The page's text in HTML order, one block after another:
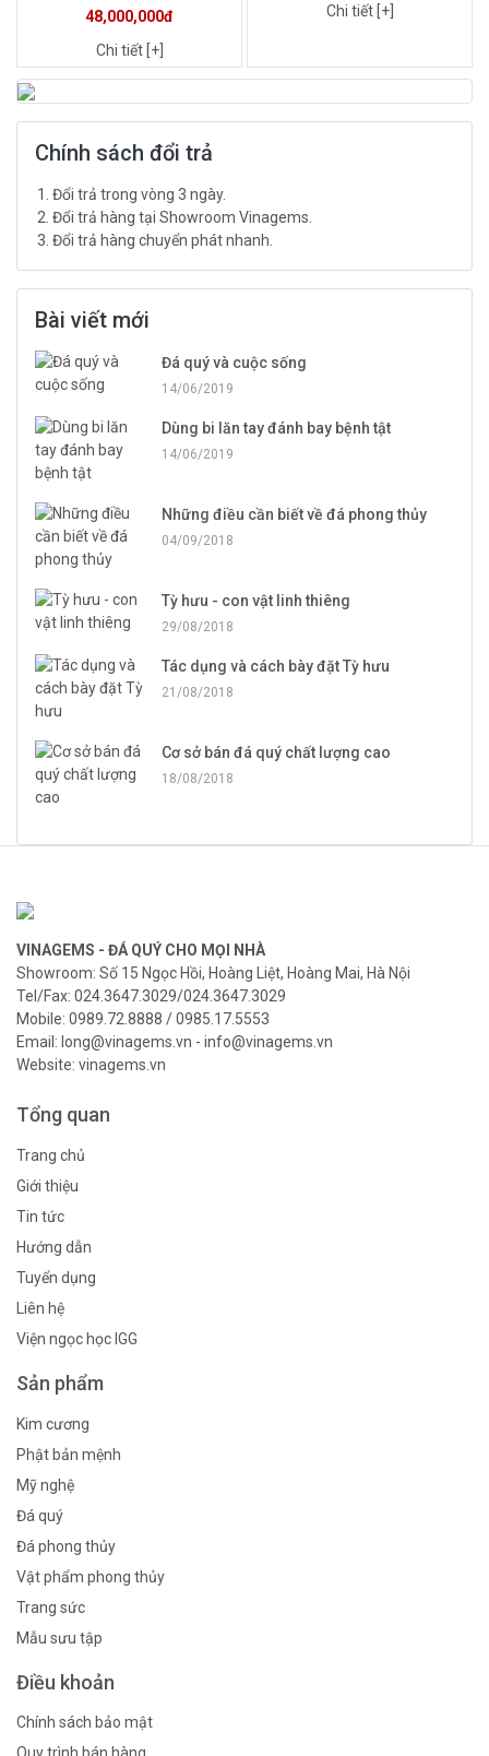
48,000,000đ
Chi tiết [+]
Chi tiết [+]
Chính sách đổi trả
Đổi trả trong vòng 3 ngày.
Đổi trả hàng tại Showroom Vinagems.
Đổi trả hàng chuyển phát nhanh.
Bài viết mới
Đá quý và cuộc sống
14/06/2019
Dùng bi lăn tay đánh bay bệnh tật
14/06/2019
Những điều cần biết về đá phong thủy
04/09/2018
Tỳ hưu - con vật linh thiêng
29/08/2018
Tác dụng và cách bày đặt Tỳ hưu
21/08/2018
Cơ sở bán đá quý chất lượng cao
18/08/2018
VINAGEMS - ĐÁ QUÝ CHO MỌI NHÀ
Showroom: Số 15 Ngọc Hồi, Hoàng Liệt, Hoàng Mai, Hà Nội
Tel/Fax: 024.3647.3029/024.3647.3029
Mobile: 0989.72.8888 / 0985.17.5553
Email: long@vinagems.vn - info@vinagems.vn
Website: vinagems.vn
Tổng quan
Trang chủ
Giới thiệu
Tin tức
Hướng dẫn
Tuyển dụng
Liên hệ
Viện ngọc học IGG
Sản phẩm
Kim cương
Phật bản mệnh
Mỹ nghệ
Đá quý
Đá phong thủy
Vật phẩm phong thủy
Trang sức
Mẫu sưu tập
Điều khoản
Chính sách bảo mật